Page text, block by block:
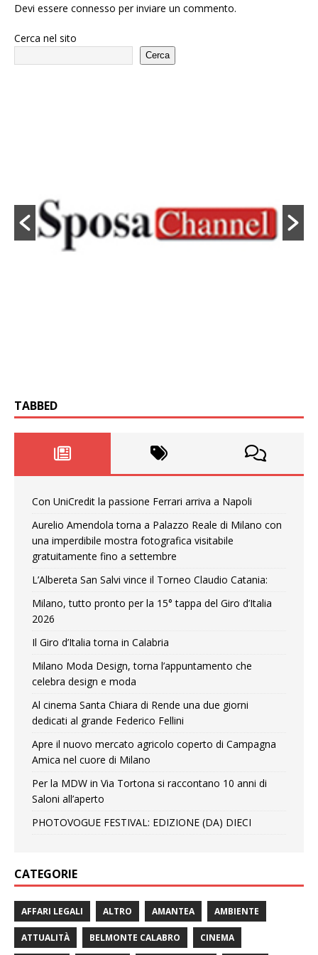
Devi essere connesso per inviare un commento.
Cerca nel sito
Cerca
TABBED
Con UniCredit la passione Ferrari arriva a Napoli
Aurelio Amendola torna a Palazzo Reale di Milano con
una imperdibile mostra fotografica visitabile
gratuitamente fino a settembre
L’Albereta San Salvi vince il Torneo Claudio Catania:
Milano, tutto pronto per la 15° tappa del Giro d’Italia
2026
Il Giro d’Italia torna in Calabria
Milano Moda Design, torna l’appuntamento che
celebra design e moda
Al cinema Santa Chiara di Rende una due giorni
dedicati al grande Federico Fellini
Apre il nuovo mercato agricolo coperto di Campagna
Amica nel cuore di Milano
Per la MDW in Via Tortona si raccontano 10 anni di
Saloni all’aperto
PHOTOVOGUE FESTIVAL: EDIZIONE (DA) DIECI
CATEGORIE
AFFARI LEGALI ALTRO AMANTEA AMBIENTE
ATTUALITÀ BELMONTE CALABRO CINEMA